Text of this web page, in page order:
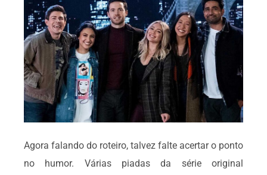
Agora falando do roteiro, talvez falte acertar o ponto
no humor. Várias piadas da série original